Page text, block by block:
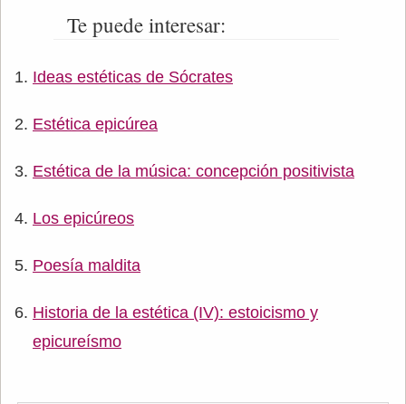
Te puede interesar:
Ideas estéticas de Sócrates
Estética epicúrea
Estética de la música: concepción positivista
Los epicúreos
Poesía maldita
Historia de la estética (IV): estoicismo y
epicureísmo